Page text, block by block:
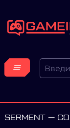
SERMENT —